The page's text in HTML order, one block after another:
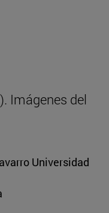
Imágenes del
Universidad